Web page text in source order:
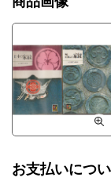
お支払いにつ